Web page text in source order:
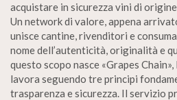
acquistare in sicurezza vini di
Un network di valore, appena
unisce cantine, rivenditori e
nome dell’autenticità, originalità e
questo scopo nasce «Grapes
lavora seguendo tre principi
trasparenza e sicurezza. Il servizio